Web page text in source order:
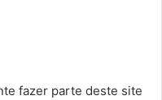
fazer parte deste site